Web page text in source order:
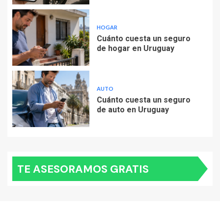
HOGAR
Cuánto cuesta un seguro
de hogar en Uruguay
AUTO
Cuánto cuesta un seguro
de auto en Uruguay
TE ASESORAMOS GRATIS